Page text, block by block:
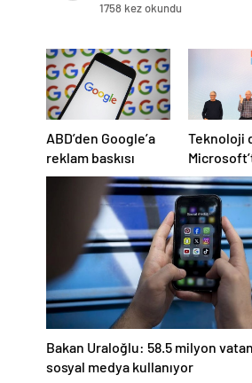
1758 kez okundu
ABD’den Google’a
reklam baskısı
Teknoloji
Bakan Uraloğlu: 58.5 milyon
sosyal medya kullanıyor